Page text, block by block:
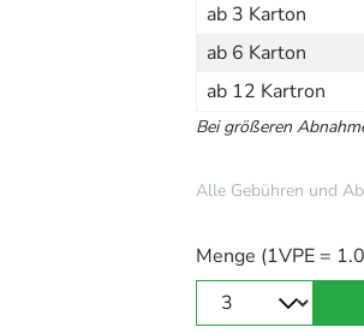
ab 3 Karton
ab 6 Karton
ab 12 Kartron
Bei größeren
Alle Gebühren und
Menge (1VPE =